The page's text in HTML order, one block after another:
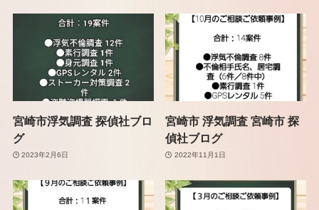
宮崎市浮気調査 探偵社ブロ
グ
2023年2月6日
宮崎市 浮気調査 宮崎市 探
偵社ブログ
2022年11月1日